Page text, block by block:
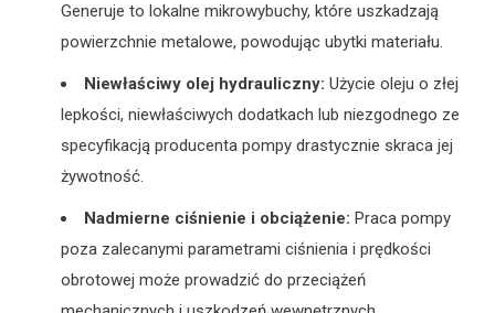
Generuje to lokalne mikrowybuchy, które uszkadzają
powierzchnie metalowe, powodując ubytki materiału.
Niewłaściwy olej hydrauliczny: Użycie oleju o złej
lepkości, niewłaściwych dodatkach lub niezgodnego ze
specyfikacją producenta pompy drastycznie skraca jej
żywotność.
Nadmierne ciśnienie i obciążenie: Praca pompy
poza zalecanymi parametrami ciśnienia i prędkości
obrotowej może prowadzić do przeciążeń